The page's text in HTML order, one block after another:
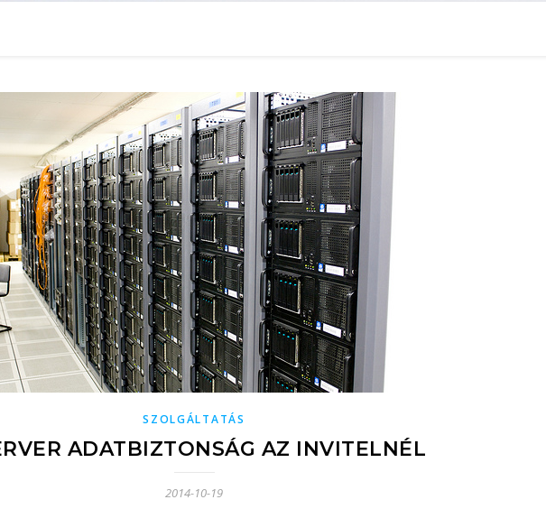
SZOLGÁLTATÁS
ADATBIZTONSÁG AZ INVITELNÉL
2014-10-19